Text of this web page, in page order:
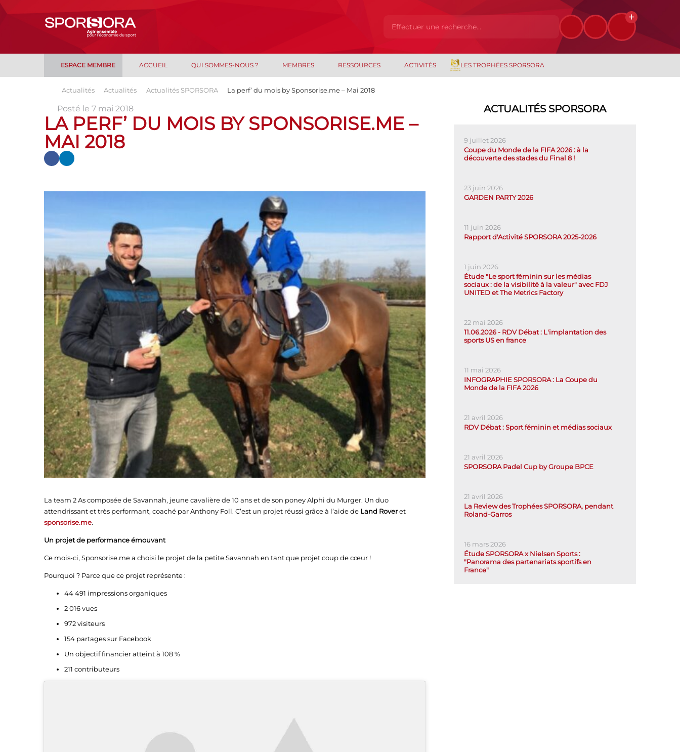
ESPACE MEMBRE ACCUEIL QUI SOMMES-NOUS ? MEMBRES RESSOURCES ACTIVITÉS LES TROPHÉES SPORSORA
Actualités Actualités Actualités SPORSORA La perf’ du mois by Sponsorise.me – Mai 2018
Posté le 7 mai 2018
LA PERF’ DU MOIS BY SPONSORISE.ME –
MAI 2018
La team 2 As composée de Savannah, jeune cavalière de 10 ans et de son poney Alphi du Murger. Un duo
attendrissant et très performant, coaché par Anthony Foll. C’est un projet réussi grâce à l’aide de Land Roveret
sponsorise.me.
Un projet de performance émouvant
Ce mois-ci, Sponsorise.me a choisi le projet de la petite Savannah en tant que projet coup de cœur !
Pourquoi ? Parce que ce projet représente :
44 491 impressions organiques
2 016 vues
972 visiteurs
154 partages sur Facebook
Un objectif financier atteint à 108 %
211 contributeurs
ACTUALITÉS SPORSORA
9 juillet 2026
Coupe du Monde de la FIFA 2026 : à la
découverte des stades du Final 8 !
23 juin 2026
GARDEN PARTY 2026
11 juin 2026
Rapport d'Activité SPORSORA 2025-2026
1 juin 2026
Étude "Le sport féminin sur les médias
sociaux : de la visibilité à la valeur" avec FDJ
UNITED et The Metrics Factory
22 mai 2026
11.06.2026 - RDV Débat : L'implantation des
sports US en france
11 mai 2026
INFOGRAPHIE SPORSORA : La Coupe du
Monde de la FIFA 2026
21 avril 2026
RDV Débat : Sport féminin et médias sociaux
21 avril 2026
SPORSORA Padel Cup by Groupe BPCE
21 avril 2026
La Review des Trophées SPORSORA, pendant
Roland-Garros
16 mars 2026
Étude SPORSORA x Nielsen Sports :
"Panorama des partenariats sportifs en
France"